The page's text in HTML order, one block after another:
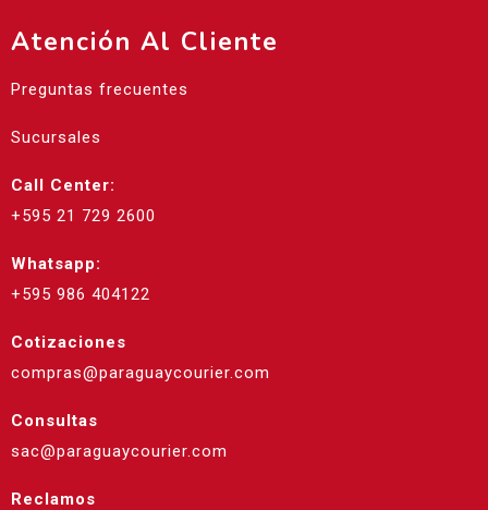
Atención Al Cliente
Preguntas frecuentes
Sucursales
Call Center:
+595 21 729 2600
Whatsapp:
+595 986 404122
Cotizaciones
compras@paraguaycourier.com
Consultas
sac@paraguaycourier.com
Reclamos